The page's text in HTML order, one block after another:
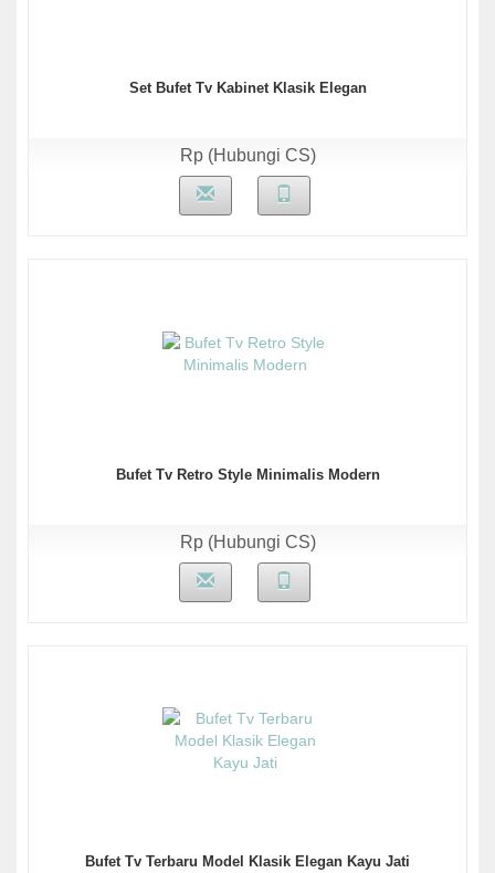
Set Bufet Tv Kabinet Klasik Elegan
Rp (Hubungi CS)
Bufet Tv Retro Style Minimalis Modern
Rp (Hubungi CS)
Bufet Tv Terbaru Model Klasik Elegan Kayu Jati